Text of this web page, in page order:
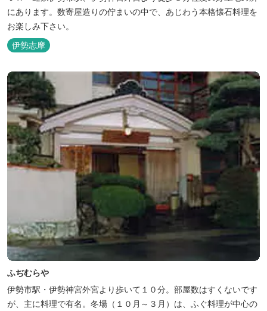
にあります。数寄屋造りの佇まいの中で、あじわう本格懐石料理を
お楽しみ下さい。
伊勢志摩
ふぢむらや
伊勢市駅・伊勢神宮外宮より歩いて１０分。部屋数はすくないです
が、主に料理で有名。冬場（１０月～３月）は、ふぐ料理が中心の